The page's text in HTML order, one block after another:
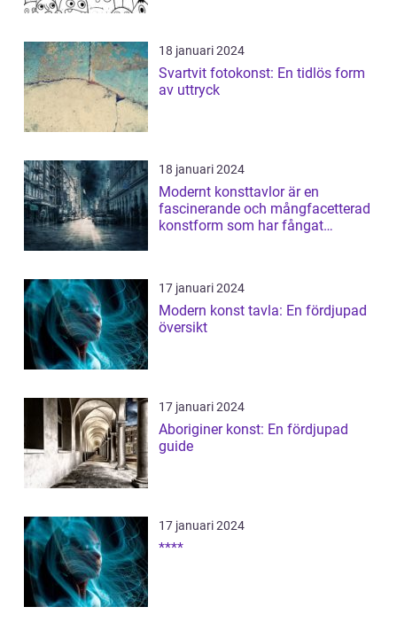
18 januari 2024
Svartvit fotokonst: En tidlös form
av uttryck
18 januari 2024
Modernt konsttavlor är en
fascinerande och mångfacetterad
konstform som har fångat
17 januari 2024
Modern konst tavla: En fördjupad
översikt
17 januari 2024
Aboriginer konst: En fördjupad
guide
17 januari 2024
****